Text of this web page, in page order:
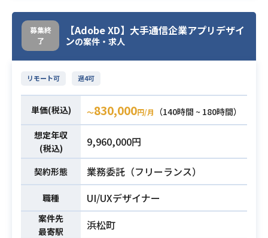
・機能要件業務の経験
・画面仕様の策定経験（ラフ）
可能
募集終
了
【Adobe XD】大手通信企業アプリデザイ
ンの案件・求人
リモート可 週4可
単価(税込) 〜830,000円/月
（140時間 ~ 180時間）
想定年収
(税込)
9,960,000円
契約形態 業務委託（フリーランス）
職種 UI/UXデザイナー
案件先
最寄駅
浜松町